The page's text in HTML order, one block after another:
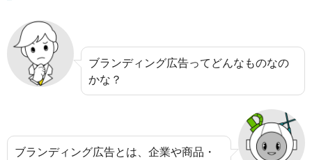
ブランディング広告ってどんなものなの
かな？
ブランディング広告とは、企業や商品・